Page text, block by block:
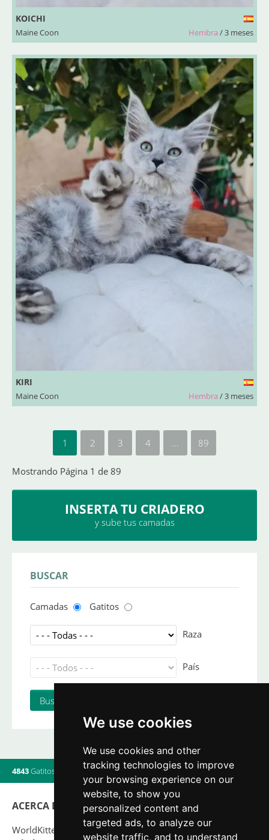
We use cookies
We use cookies and other
tracking technologies to improve
your browsing experience on our
website, to show you
personalized content and
targeted ads, to analyze our
website traffic, and to understand
KOICHI
Maine Coon Hembra / 3 meses
KIRI
Maine Coon Hembra / 3 meses
1 2 3 4 89
Mostrando Página 1 de 89
INSERTA TU CRIADERO
y sube tus camadas
BUSCAR
Camadas Gatitos
Raza
País
4843Gatitos Camadas|560Criadores|15 Usuarios online
ACERCA DE
WorldKittens tiene el mayor listado Internacional de